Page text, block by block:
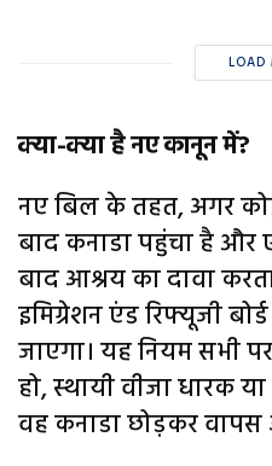
LOAD
क्या-क्या है नए कानून में?
नए बिल के तहत, अगर
बाद कनाडा पहुंचा है
बाद आश्रय का दावा
इमिग्रेशन एंड रिफ्यूजी
जाएगा। यह नियम सभी
हो, स्थायी वीजा धारक
वह कनाडा छोड़कर वापस